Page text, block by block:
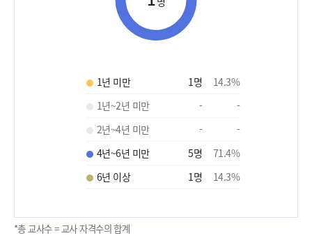
1년 미만 1명 14.3%
1년~2년 미만
-
-
2년~4년 미만
-
-
4년~6년 미만
5명 71.4%
6년 이상
1명 14.3%
*총 교사수 = 교사 자격수의 합계